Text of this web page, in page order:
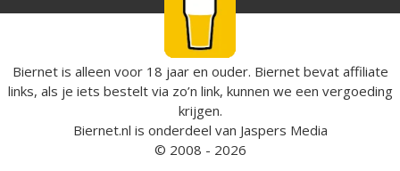
Biernet is alleen voor 18 jaar en ouder. Biernet bevat affiliate
links, als je iets bestelt via zo’n link, kunnen we een vergoeding
krijgen.
Biernet.nl is onderdeel van Jaspers Media
© 2008 - 2026